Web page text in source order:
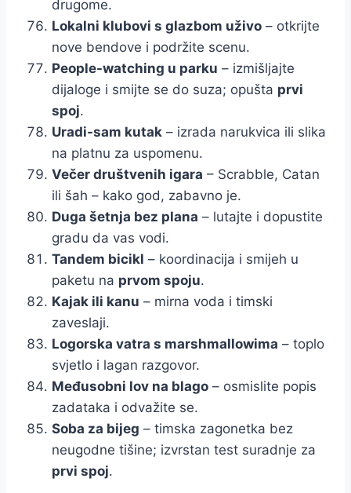
drugome.
Lokalni klubovi s glazbom uživo – otkrijte
nove bendove i podržite scenu.
People-watching u parku – izmišljajte
dijaloge i smijte se do suza; opušta prvi
spoj.
Uradi-sam kutak – izrada narukvica ili slika
na platnu za uspomenu.
Večer društvenih igara – Scrabble, Catan
ili šah – kako god, zabavno je.
Duga šetnja bez plana – lutajte i dopustite
gradu da vas vodi.
Tandem bicikl – koordinacija i smijeh u
paketu na prvom spoju.
Kajak ili kanu – mirna voda i timski
zaveslaji.
Logorska vatra s marshmallowima – toplo
svjetlo i lagan razgovor.
Međusobni lov na blago – osmislite popis
zadataka i odvažite se.
Soba za bijeg – timska zagonetka bez
neugodne tišine; izvrstan test suradnje za
prvi spoj.